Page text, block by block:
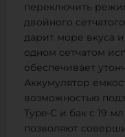
переключить
двойного
дарит море вкуса
одном сетчатом
обеспечивает
Аккумулятор
возможностью
Type-C и бак с 19
позволяют